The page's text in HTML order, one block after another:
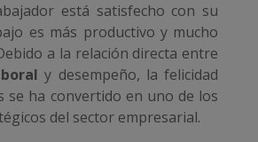
está satisfecho con su
es más productivo y mucho
a la relación directa entre
y desempeño, la felicidad
se ha convertido en uno de los
del sector empresarial.